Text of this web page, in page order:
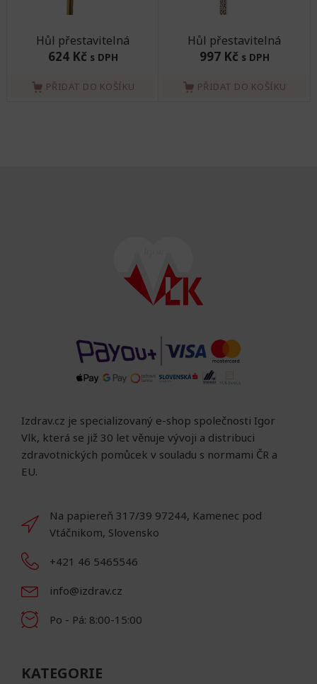
Hůl přestavitelná
624 Kč s DPH
PŘIDAT DO KOŠÍKU
Hůl přestavitelná
997 Kč s DPH
PŘIDAT DO KOŠÍKU
Izdrav.cz je specializovaný e-shop společnosti Igor
Vlk, která se již 30 let věnuje vývoji a distribuci
zdravotnických pomůcek v souladu s normami ČR a
EU.
Na papiereň 317/39 97244, Kamenec pod
Vtáčnikom, Slovensko
+421 46 5465546
info@izdrav.cz
Po - Pá: 8:00-15:00
KATEGORIE